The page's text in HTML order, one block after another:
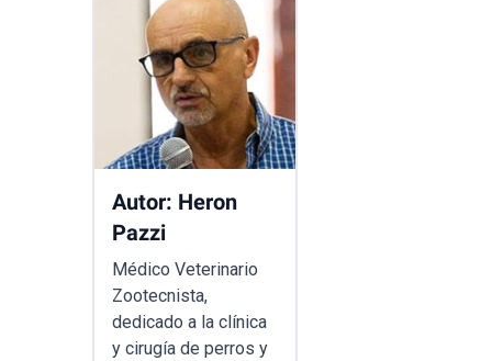
Autor: Heron
Pazzi
Médico Veterinario
Zootecnista,
dedicado a la clínica
y cirugía de perros y